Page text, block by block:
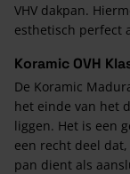
VHV dakpan.
esthetisch perfect
Koramic OVH
De Koramic
het einde van het
liggen. Het is een
een recht deel
pan dient als